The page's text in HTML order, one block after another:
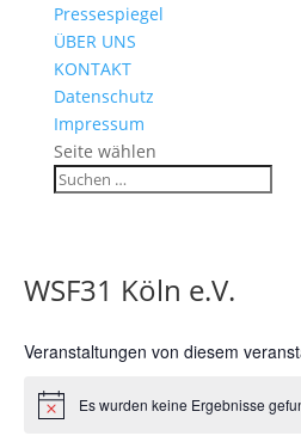
Pressespiegel
ÜBER UNS
KONTAKT
Datenschutz
Impressum
Seite wählen
WSF31 Köln e.V.
Veranstaltungen von diesem
HinweisEs wurden keine Ergebnisse